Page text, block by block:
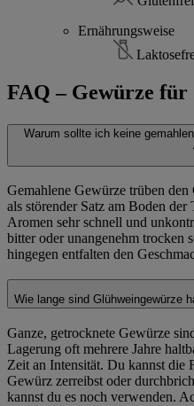
Ernährungsweise
FAQ – Gewürze für
Warum sollte ich keine
Gemahlene Gewürze trüben
als störender Satz am Boden der
Aromen sehr schnell und
bitter oder unangenehm trocken
hingegen entfalten den
Wie lange sind Glühweingewürze
Ganze, getrocknete Gewürze
Lagerung oft mehrere Jahre
Zeit an Intensität. Du kannst die
Gewürz zerreibst oder
kannst du es noch verwenden.